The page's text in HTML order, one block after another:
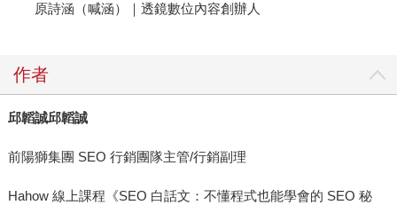
原詩涵（喊涵）｜透鏡數位內容創辦人
作者
邱韜誠邱韜誠
前陽獅集團 SEO 行銷團隊主管/行銷副理
Hahow 線上課程《SEO 白話文：不懂程式也能學會的 SEO 秘